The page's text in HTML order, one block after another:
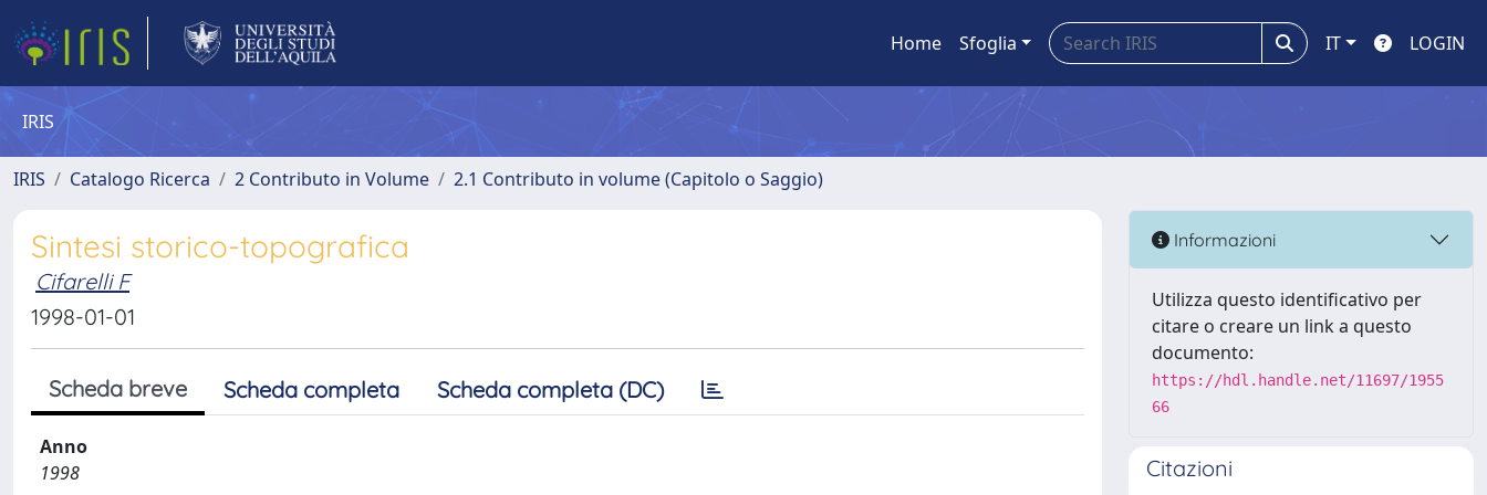
Home Sfoglia IT LOGIN
IRIS
IRIS Catalogo Ricerca 2 Contributo in Volume 2.1 Contributo in volume (Capitolo o Saggio)
Sintesi storico-topografica
Cifarelli F
1998-01-01
Scheda breve Scheda completa Scheda completa (DC)
Anno
1998
Informazioni
Utilizza questo identificativo per
citare o creare un link a questo
documento:
https://hdl.handle.net/11697/1955
66
Citazioni